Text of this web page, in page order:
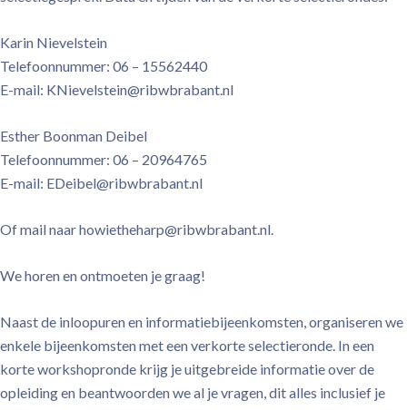
Karin Nievelstein
Telefoonnummer: 06 – 15562440
E-mail: KNievelstein@ribwbrabant.nl
Esther Boonman Deibel
Telefoonnummer: 06 – 20964765
E-mail: EDeibel@ribwbrabant.nl
Of mail naar howietheharp@ribwbrabant.nl.
We horen en ontmoeten je graag!
Naast de inloopuren en informatiebijeenkomsten, organiseren we
enkele bijeenkomsten met een verkorte selectieronde. In een
korte workshopronde krijg je uitgebreide informatie over de
opleiding en beantwoorden we al je vragen, dit alles inclusief je